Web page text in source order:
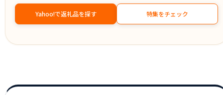
Yahoo!で返礼品を探す 特集をチェック